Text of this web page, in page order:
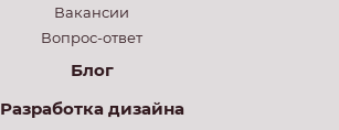
Вакансии
Вопрос-ответ
Блог
Разработка дизайна